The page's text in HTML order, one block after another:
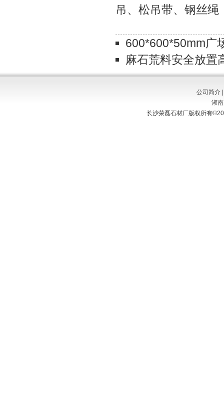
吊、松吊带、钢丝
600*600*50mm广
麻石荒料安全放置
公司简介
湖
长沙荣磊石材厂版权所有